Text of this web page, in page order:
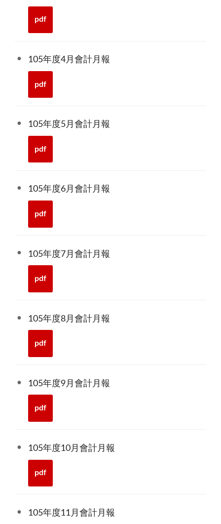
pdf
105年度4月會計月報
pdf
105年度5月會計月報
pdf
105年度6月會計月報
pdf
105年度7月會計月報
pdf
105年度8月會計月報
pdf
105年度9月會計月報
pdf
105年度10月會計月報
pdf
105年度11月會計月報